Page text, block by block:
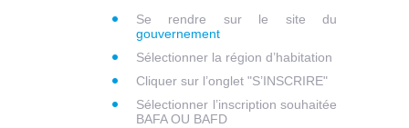
Se rendre sur le site du
gouvernement
Sélectionner la région d’habitation
Cliquer sur l’onglet "S’INSCRIRE"
Sélectionner l’inscription souhaitée
BAFA OU BAFD